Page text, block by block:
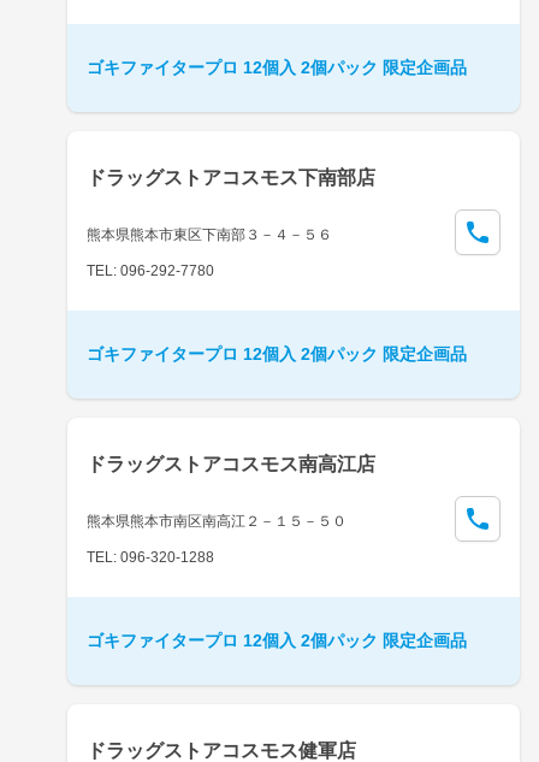
ゴキファイタープロ 12個入 2個パック 限定企画品
ドラッグストアコスモス下南部店
熊本県熊本市東区下南部３－４－５６
TEL: 096-292-7780
ゴキファイタープロ 12個入 2個パック 限定企画品
ドラッグストアコスモス南高江店
熊本県熊本市南区南高江２－１５－５０
TEL: 096-320-1288
ゴキファイタープロ 12個入 2個パック 限定企画品
ドラッグストアコスモス健軍店